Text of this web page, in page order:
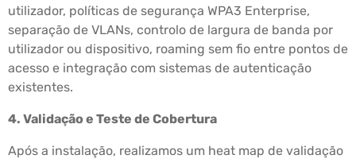
utilizador, políticas de segurança WPA3 Enterprise,
separação de VLANs, controlo de largura de banda por
utilizador ou dispositivo, roaming sem fio entre pontos de
acesso e integração com sistemas de autenticação
existentes.
4. Validação e Teste de Cobertura
Após a instalação, realizamos um heat map de validação